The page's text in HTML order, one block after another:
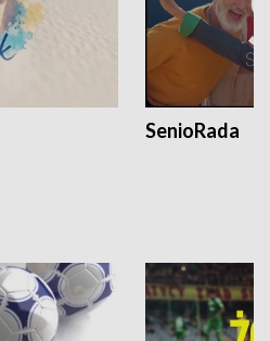
SenioRada